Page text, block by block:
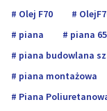
Olej F70
piana
piana 65
piana budowlana
piana montażowa
Piana